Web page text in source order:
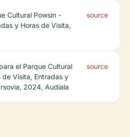
Cultural Powsin -
y Horas de Visita,
source
el Parque Cultural
de Visita, Entradas y
2024, Audiala
source